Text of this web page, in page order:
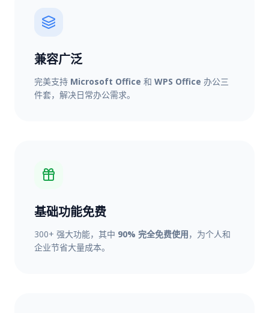
兼容广泛
完美支持 Microsoft Office 和 WPS Office 办公三
件套，解决日常办公需求。
基础功能免费
300+ 强大功能，其中 90% 完全免费使用，为个人和
企业节省大量成本。